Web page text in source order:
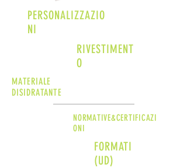
PERSONALIZZAZIO
NI
RIVESTIMENT
O
MATERIALE
DISIDRATANTE
NORMATIVE&CERTIFICAZI
ONI
FORMATI
(UD)